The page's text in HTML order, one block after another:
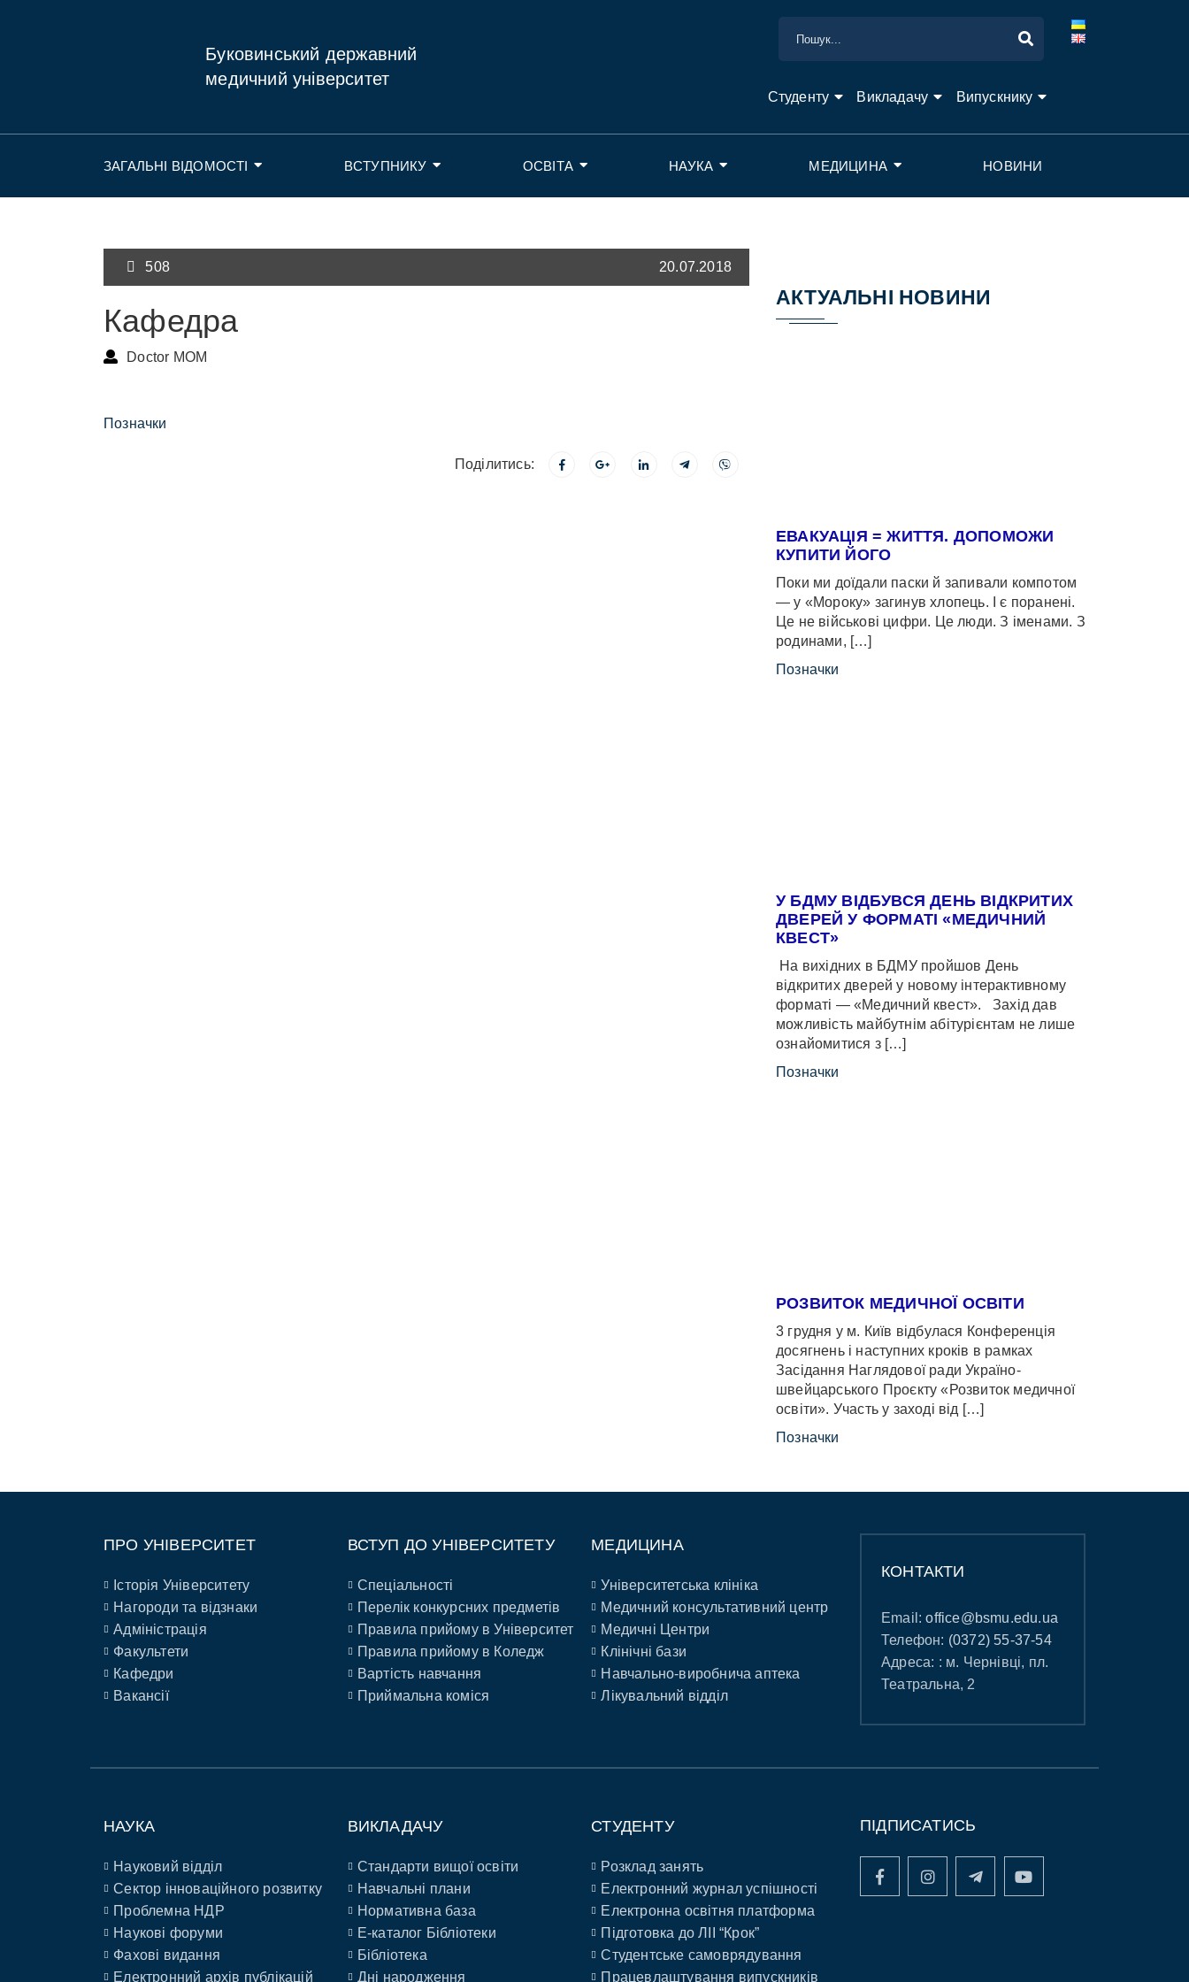
Буковинський державний
медичний університет
Студенту Викладачу Випускнику
ЗАГАЛЬНІ ВІДОМОСТІ ВСТУПНИКУ ОСВІТА НАУКА МЕДИЦИНА НОВИНИ
508 20.07.2018
Кафедра
Doctor MOM
Позначки
Поділитись:
АКТУАЛЬНІ НОВИНИ
ЕВАКУАЦІЯ = ЖИТТЯ. ДОПОМОЖИ
КУПИТИ ЙОГО
Поки ми доїдали паски й запивали компотом
— у «Мороку» загинув хлопець. І є поранені.
Це не військові цифри. Це люди. З іменами. З
родинами, […]
Позначки
У БДМУ ВІДБУВСЯ ДЕНЬ ВІДКРИТИХ
ДВЕРЕЙ У ФОРМАТІ «МЕДИЧНИЙ
КВЕСТ»
На вихідних в БДМУ пройшов День
відкритих дверей у новому інтерактивному
форматі — «Медичний квест». Захід дав
можливість майбутнім абітурієнтам не лише
ознайомитися з […]
Позначки
РОЗВИТОК МЕДИЧНОЇ ОСВІТИ
3 грудня у м. Київ відбулася Конференція
досягнень і наступних кроків в рамках
Засідання Наглядової ради Україно-
швейцарського Проєкту «Розвиток медичної
освіти». Участь у заході від […]
Позначки
ПРО УНІВЕРСИТЕТ
Історія Університету
Нагороди та відзнаки
Адміністрація
Факультети
Кафедри
Вакансії
ВСТУП ДО УНІВЕРСИТЕТУ
Спеціальності
Перелік конкурсних предметів
Правила прийому в Університет
Правила прийому в Коледж
Вартість навчання
Приймальна коміся
МЕДИЦИНА
Університетська клініка
Медичний консультативний центр
Медичні Центри
Клінічні бази
Навчально-виробнича аптека
Лікувальний відділ
КОНТАКТИ
Email:office@bsmu.edu.ua
Телефон: (0372) 55-37-54
Адреса: : м. Чернівці, пл.
Театральна, 2
НАУКА
Науковий відділ
Сектор інноваційного розвитку
Проблемна НДР
Наукові форуми
Фахові видання
Електронний архів публікацій
ВИКЛАДАЧУ
Стандарти вищої освіти
Навчальні плани
Нормативна база
E-каталог Бібліотеки
Бібліотека
Дні народження
СТУДЕНТУ
Розклад занять
Електронний журнал успішності
Електронна освітня платформа
Підготовка до ЛІІ “Крок”
Студентське самоврядування
Працевлаштування випускників
ПІДПИСАТИСЬ